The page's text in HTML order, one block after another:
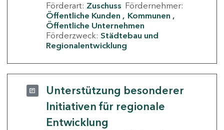
Förderart: Zuschuss Fördernehmer:
Öffentliche Kunden
Kommunen
Öffentliche Unternehmen
Förderzweck: Städtebau und
Regionalentwicklung
Unterstützung besonderer
Initiativen für regionale
Entwicklung